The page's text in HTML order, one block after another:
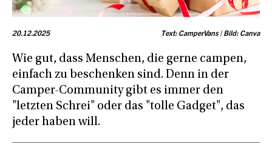
20.12.2025 Text: CamperVans | Bild: Canva
Wie gut, dass Menschen, die gerne campen,
einfach zu beschenken sind. Denn in der
Camper-Community gibt es immer den
"letzten Schrei" oder das "tolle Gadget", das
jeder haben will.